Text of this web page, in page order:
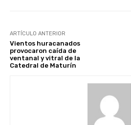
ARTÍCULO ANTERIOR
Vientos huracanados
provocaron caída de
ventanal y vitral de la
Catedral de Maturín